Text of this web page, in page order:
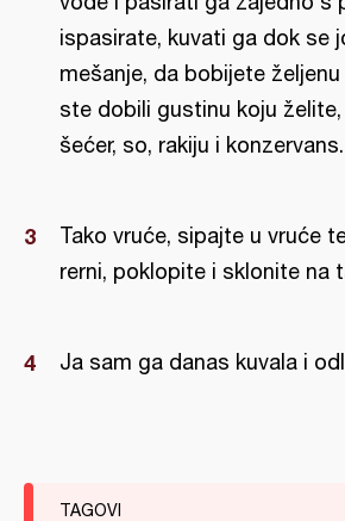
ispasirate, kuvati ga dok se
mešanje, da bobijete
ste dobili gustinu koju
šećer, so, rakiju i konzervans.
Tako vruće, sipajte u vruće
rerni, poklopite i sklonite na
Ja sam ga danas kuvala i
TAGOVI